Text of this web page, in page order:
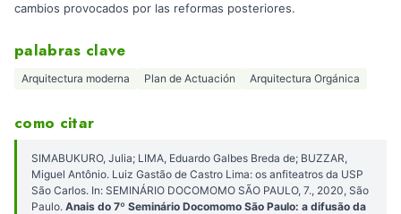
cambios provocados por las reformas posteriores.
palabras clave
Arquitectura moderna Plan de Actuación Arquitectura Orgánica
como citar
SIMABUKURO, Julia; LIMA, Eduardo Galbes Breda de; BUZZAR,
Miguel Antônio. Luiz Gastão de Castro Lima: os anfiteatros da USP
São Carlos. In: SEMINÁRIO DOCOMOMO SÃO PAULO, 7., 2020, São
Paulo. Anais do 7º Seminário Docomomo São Paulo: a difusão da